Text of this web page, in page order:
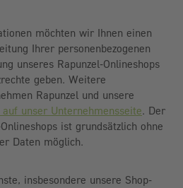
möchten wir Ihnen einen
Ihrer personenbezogenen
unseres Rapunzel-Onlineshops
geben. Weitere
Rapunzel und unsere
unser Unternehmensseite. Der
ist grundsätzlich ohne
Daten möglich.
insbesondere unsere Shop-